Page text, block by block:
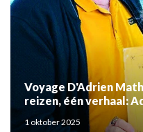
Voyage D'Adrien
reizen, één verhaal:
Mouden
1 oktober 2025